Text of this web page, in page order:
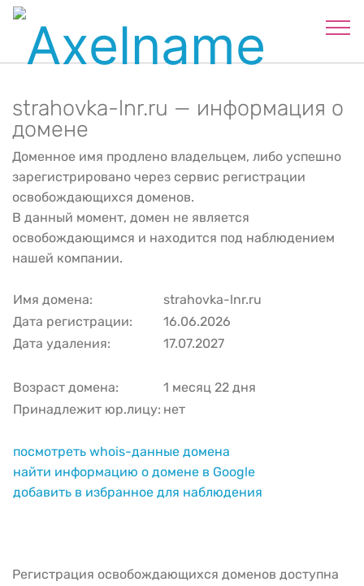
strahovka-lnr.ru — информация о
домене
Доменное имя продлено владельцем, либо успешно
зарегистрировано через сервис регистрации
освобождающихся доменов.
В данный момент, домен не является
освобождающимся и находится под наблюдением
нашей компании.
Имя домена:
strahovka-lnr.ru
Дата регистрации:
16.06.2026
Дата удаления:
17.07.2027
Возраст домена:
1 месяц 22 дня
Принадлежит юр.лицу: нет
посмотреть whois-данные домена
найти информацию о домене в Google
добавить в избранное для наблюдения
Регистрация освобождающихся доменов доступна